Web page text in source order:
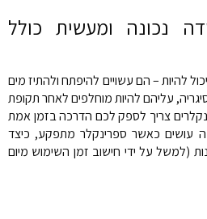
נכונה ומעשית כולל
להיות – הם עשויים להיפתח ולהתיז מים
עליהם להיות מוחלפים לאחר תקופת
צריך לספק לכם הדרכה בזמן אמת
עושים כאשר ספרינקלר מתפקע, כיצד
(למשל על ידי חישוב זמן השימוש מיום